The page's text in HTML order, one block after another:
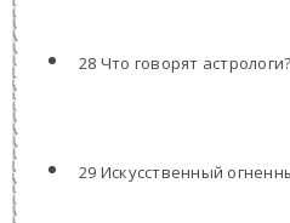
28 Что говорят астрологи?
29 Искусственный